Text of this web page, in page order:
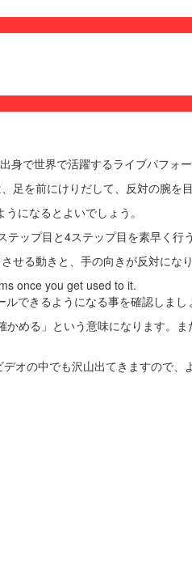
身で世界で活躍するライブパフォー
足を前にけりだして、反対の腕を
になるとよいでしょう。
ップ目と4ステップ目を素早く行
せる動きと、手の向きが反対にな
once you get used to it.
できるようになる事を確認しまし
める」という意味になります。
オの中でも沢山出てきますので、